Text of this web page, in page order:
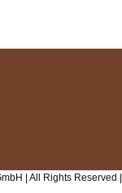
| All Rights Reserved |